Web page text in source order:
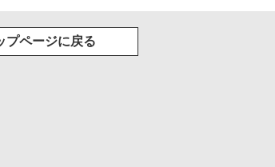
プページに戻る